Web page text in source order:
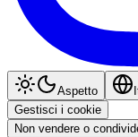
Aspetto
Gestisci i cookie
Non vendere o